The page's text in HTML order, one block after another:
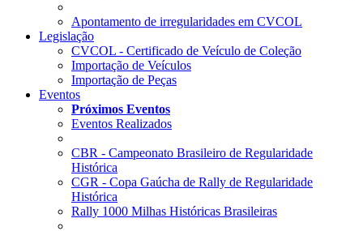
Apontamento de irregularidades em CVCOL
Legislação
CVCOL - Certificado de Veículo de Coleção
Importação de Veículos
Importação de Peças
Eventos
Próximos Eventos
Eventos Realizados
CBR - Campeonato Brasileiro de Regularidade
Histórica
CGR - Copa Gaúcha de Rally de Regularidade
Histórica
Rally 1000 Milhas Históricas Brasileiras